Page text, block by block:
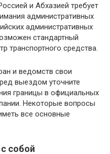
и Абхазией требует
административных
административных
стандартный
транспортного средства.
и ведомств свои
выездом уточните
границы в официальных
Некоторые вопросы
все основные
собой